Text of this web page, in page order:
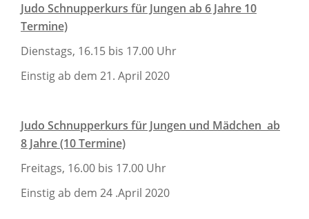
Judo Schnupperkurs für Jungen ab 6 Jahre 10
Termine)
Dienstags, 16.15 bis 17.00 Uhr
Einstig ab dem 21. April 2020
Judo Schnupperkurs für Jungen und Mädchen ab
8 Jahre (10 Termine)
Freitags, 16.00 bis 17.00 Uhr
Einstig ab dem 24 .April 2020